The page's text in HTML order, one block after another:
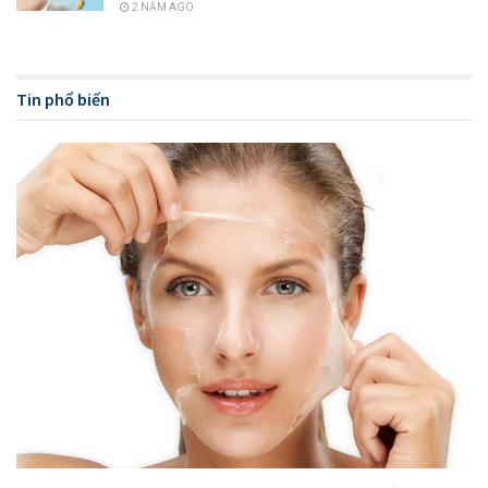
và gây sưng tấy nhiều cho da mặt, mụn cũng có thể cứng
hoặc mềm tùy vào đặc điểm trên da mặt người mắc.
Mụn viêm làm cho người bị có cảm giác đau
2 NĂM AGO
Tin phổ biến